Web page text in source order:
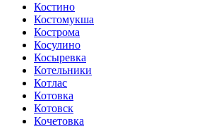
Костино
Костомукша
Кострома
Косулино
Косыревка
Котельники
Котлас
Котовка
Котовск
Кочетовка